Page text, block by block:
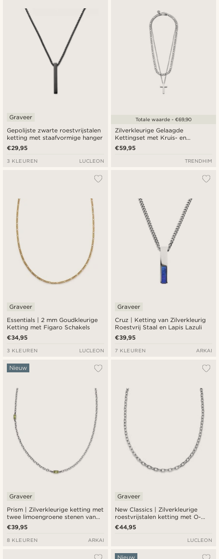
Gepolijste zwarte roestvrijstalen
ketting met staafvormige hanger
Graveer
€29,95
3 KLEUREN LUCLEON
Zilverkleurige Gelaagde
Kettingset met Kruis- en
Figaroketting
€59,95
Totale waarde - €69,90
TRENDHIM
Essentials | 2 mm Goudkleurige
Ketting met Figaro Schakels
Graveer
€34,95
3 KLEUREN LUCLEON
Cruz | Ketting van Zilverkleurig
Roestvrij Staal en Lapis Lazuli
Graveer
€39,95
7 KLEUREN ARKAI
Prism | Zilverkleurige ketting met
twee limoengroene stenen van
kristalglas
Nieuw
Graveer
€39,95
8 KLEUREN ARKAI
New Classics | Zilverkleurige
roestvrijstalen ketting met O-
schakels en toggle sluiting van
6,5 mm
Graveer
€44,95
LUCLEON
Nieuw